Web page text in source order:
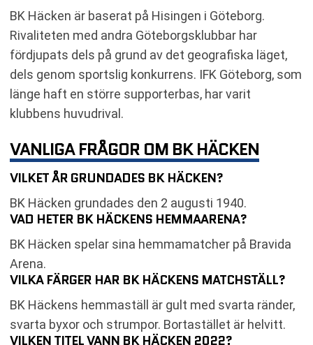
BK Häcken är baserat på Hisingen i Göteborg.
Rivaliteten med andra Göteborgsklubbar har
fördjupats dels på grund av det geografiska läget,
dels genom sportslig konkurrens. IFK Göteborg, som
länge haft en större supporterbas, har varit
klubbens huvudrival.
VANLIGA FRÅGOR OM BK HÄCKEN
VILKET ÅR GRUNDADES BK HÄCKEN?
BK Häcken grundades den 2 augusti 1940.
VAD HETER BK HÄCKENS HEMMAARENA?
BK Häcken spelar sina hemmamatcher på Bravida
Arena.
VILKA FÄRGER HAR BK HÄCKENS MATCHSTÄLL?
BK Häckens hemmaställ är gult med svarta ränder,
svarta byxor och strumpor. Bortastället är helvitt.
VILKEN TITEL VANN BK HÄCKEN 2022?